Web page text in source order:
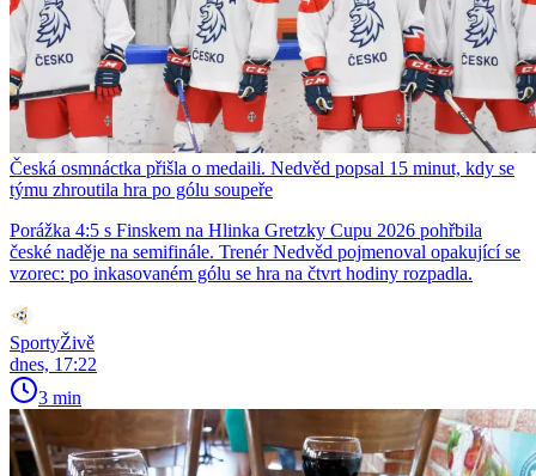
Česká osmnáctka přišla o medaili. Nedvěd popsal 15 minut, kdy se
týmu zhroutila hra po gólu soupeře
Porážka 4:5 s Finskem na Hlinka Gretzky Cupu 2026 pohřbila
české naděje na semifinále. Trenér Nedvěd pojmenoval opakující se
vzorec: po inkasovaném gólu se hra na čtvrt hodiny rozpadla.
SportyŽivě
dnes, 17:22
3 min